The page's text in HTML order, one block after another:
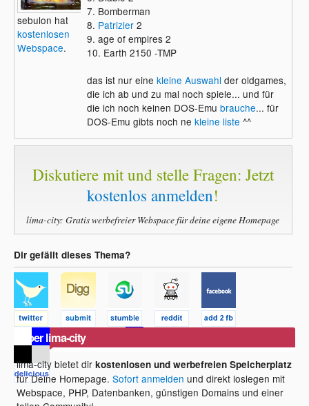
sebulon hat
kostenlosen
Webspace.
7. Bomberman
8. Patrizier2
9. age of empires 2
10. Earth 2150 -TMP
das ist nur eine kleine Auswahl der oldgames,
die ich ab und zu mal noch spiele... und für
die ich noch keinen DOS-Emu brauche... für
DOS-Emu gibts noch ne kleine liste ^^
Diskutiere mit und stelle Fragen: Jetzt
kostenlos anmelden!
lima-city: Gratis werbefreier Webspace für deine eigene Homepage
Dir gefällt dieses Thema?
Über lima-city
lima-city bietet dirkostenlosen und werbefreien Speicherplatz
für Deine Homepage.Sofort anmelden und direkt loslegen mit
Webspace, PHP, Datenbanken, günstigen Domains und einer